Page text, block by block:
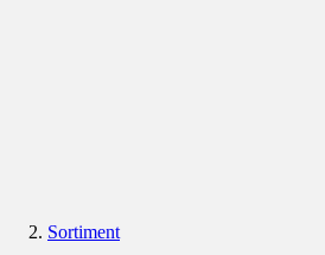
Sortiment